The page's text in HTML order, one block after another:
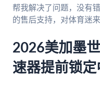
帮我解决了问题，没有
的售后支持，对体育迷
2026美加墨
速器提前锁